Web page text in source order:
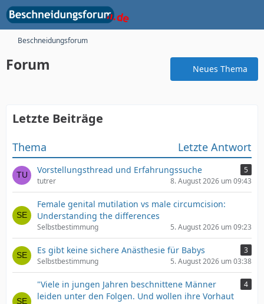
Beschneidungsforum
Forum Neues Thema
Letzte Beiträge
Thema Letzte Antwort
Vorstellungsthread und Erfahrungssuche
5
tutrer
8. August 2026 um 09:43
Female genital mutilation vs male circumcision:
Understanding the differences
Selbstbestimmung 5. August 2026 um 09:23
Es gibt keine sichere Anästhesie für Babys
3
Selbstbestimmung
5. August 2026 um 03:38
"Viele in jungen Jahren beschnittene Männer
leiden unter den Folgen. Und wollen ihre Vorhaut
4